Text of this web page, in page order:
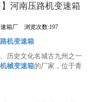
河南压路机变速箱
箱厂 浏览次数:197
机变速箱
历史文化名城古九州之一
械变速箱的厂家，位于青